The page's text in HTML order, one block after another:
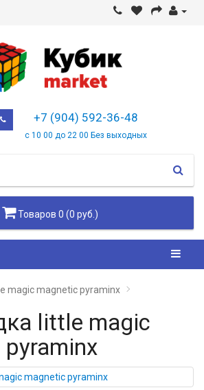
+7 (904) 592-36-48
с 10 00 до 22 00 Без выходных
Товаров 0 (0 руб.)
magic magnetic pyraminx
little magic